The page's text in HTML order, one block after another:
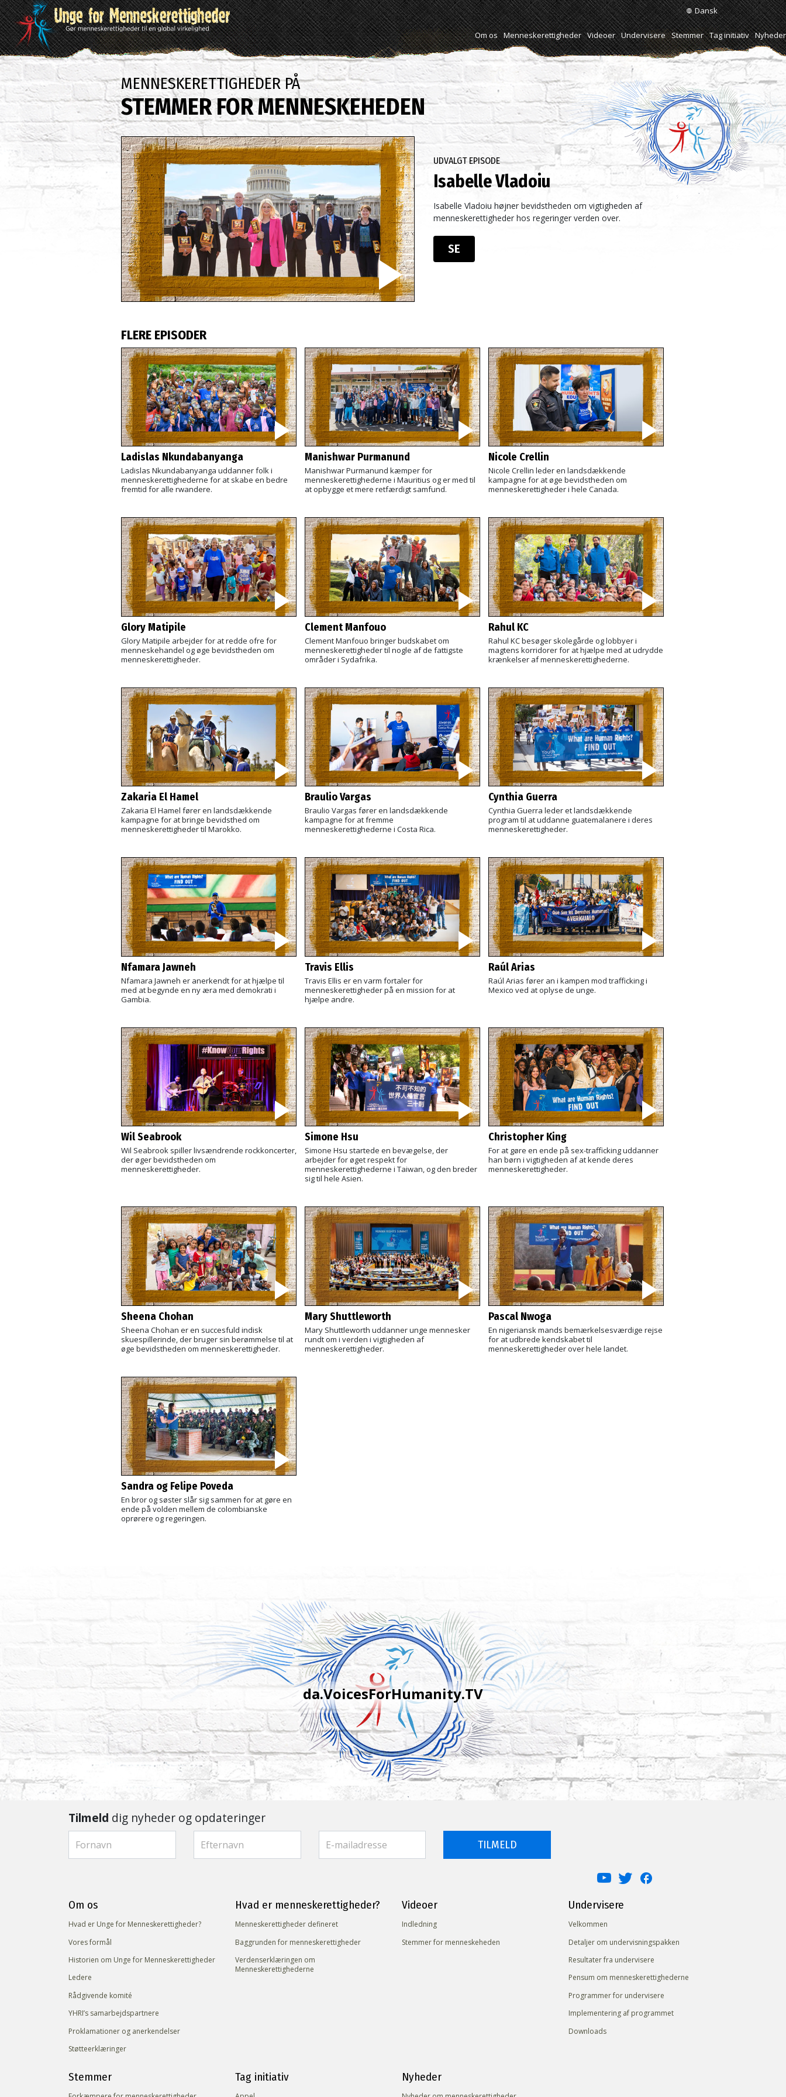
Dansk
Om os Menneskerettigheder Videoer Undervisere Stemmer Tag initiativ Nyheder
MENNESKERETTIGHEDER PÅ
STEMMER FOR MENNESKEHEDEN
UDVALGT EPISODE
Isabelle Vladoiu
Isabelle Vladoiu højner bevidstheden om vigtigheden af
menneskerettigheder hos regeringer verden over.
SE
FLERE EPISODER
Ladislas Nkundabanyanga
Ladislas Nkundabanyanga uddanner folk i
menneskerettighederne for at skabe en bedre
fremtid for alle rwandere.
Manishwar Purmanund
Manishwar Purmanund kæmper for
menneskerettighederne i Mauritius og er med til
at opbygge et mere retfærdigt samfund.
Nicole Crellin
Nicole Crellin leder en landsdækkende
kampagne for at øge bevidstheden om
menneskerettigheder i hele Canada.
Glory Matipile
Glory Matipile arbejder for at redde ofre for
menneskehandel og øge bevidstheden om
menneskerettigheder.
Clement Manfouo
Clement Manfouo bringer budskabet om
menneskerettigheder til nogle af de fattigste
områder i Sydafrika.
Rahul KC
Rahul KC besøger skolegårde og lobbyer i
magtens korridorer for at hjælpe med at udrydde
krænkelser af menneskerettighederne.
Zakaria El Hamel
Zakaria El Hamel fører en landsdækkende
kampagne for at bringe bevidsthed om
menneskerettigheder til Marokko.
Braulio Vargas
Braulio Vargas fører en landsdækkende
kampagne for at fremme
menneskerettighederne i Costa Rica.
Cynthia Guerra
Cynthia Guerra leder et landsdækkende
program til at uddanne guatemalanere i deres
menneskerettigheder.
Nfamara Jawneh
Nfamara Jawneh er anerkendt for at hjælpe til
med at begynde en ny æra med demokrati i
Gambia.
Travis Ellis
Travis Ellis er en varm fortaler for
menneskerettigheder på en mission for at
hjælpe andre.
Raúl Arias
Raúl Arias fører an i kampen mod trafficking i
Mexico ved at oplyse de unge.
Wil Seabrook
Wil Seabrook spiller livsændrende rockkoncerter,
der øger bevidstheden om
menneskerettigheder.
Simone Hsu
Simone Hsu startede en bevægelse, der
arbejder for øget respekt for
menneskerettighederne i Taiwan, og den breder
sig til hele Asien.
Christopher King
For at gøre en ende på sex-trafficking uddanner
han børn i vigtigheden af at kende deres
menneskerettigheder.
Sheena Chohan
Sheena Chohan er en succesfuld indisk
skuespillerinde, der bruger sin berømmelse til at
øge bevidstheden om menneskerettigheder.
Mary Shuttleworth
Mary Shuttleworth uddanner unge mennesker
rundt om i verden i vigtigheden af
menneskerettigheder.
Pascal Nwoga
En nigeriansk mands bemærkelsesværdige rejse
for at udbrede kendskabet til
menneskerettigheder over hele landet.
Sandra og Felipe Poveda
En bror og søster slår sig sammen for at gøre en
ende på volden mellem de colombianske
oprørere og regeringen.
da.VoicesForHumanity.TV
Tilmeld dig nyheder og opdateringer
TILMELD
Om os
Hvad er Unge for Menneskerettigheder?
Vores formål
Historien om Unge for Menneskerettigheder
Ledere
Rådgivende komité
YHRI’s samarbejdspartnere
Proklamationer og anerkendelser
Støtteerklæringer
Hvad er menneske­rettigheder?
Menneskerettigheder defineret
Baggrunden for menneskerettigheder
Verdenserklæringen om
Menneskerettighederne
Videoer
Indledning
Stemmer for menneskeheden
Undervisere
Velkommen
Detaljer om undervisningspakken
Resultater fra undervisere
Pensum om menneskerettighederne
Programmer for undervisere
Implementering af programmet
Downloads
Stemmer Tag initiativ Nyheder